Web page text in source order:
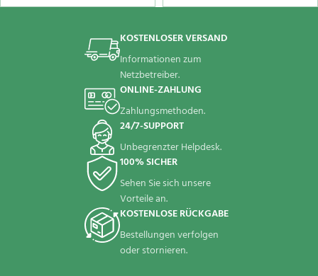
KOSTENLOSER VERSAND
Informationen zum
Netzbetreiber.
ONLINE-ZAHLUNG
Zahlungsmethoden.
24/7-SUPPORT
Unbegrenzter Helpdesk.
100% SICHER
Sehen Sie sich unsere
Vorteile an.
KOSTENLOSE RÜCKGABE
Bestellungen verfolgen
oder stornieren.